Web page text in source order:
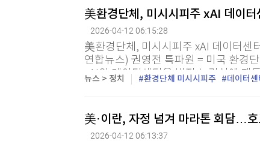
SK하이닉스, 中공장 지분 매각 저울질…4조
SK하이닉스, 中공장 지분 매각 저울질…4조원
[오후5시] 뉴스플러스
온로드 (ON ROAD) 인사이트
부동산
랭킹뉴스
미네르바아카데미 증권 데
美환경단체, 미시시피주 xAI 데이터
2026-04-12 06:15:28
美환경단체, 미시시피주 xAI 데이터센
연합뉴스) 권영전 특파원 = 미국 환경
xAI의 데이터센터용 발전소 건설에 제
(NAACP)와 환경단체 '영기프티드앤드
뉴스 > 정치 환경단체 미시시피주 데이터센
美·이란, 자정 넘겨 마라톤 회담…
2026-04-12 06:13:37